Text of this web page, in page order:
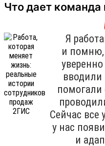
Что дает
Я
и помню,
вводили
помогали
Сейчас все
у нас
и